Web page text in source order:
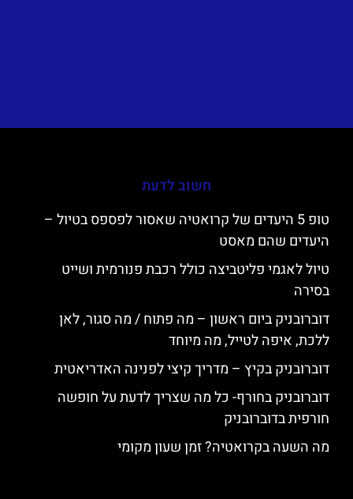
חשוב לדעת
טופ 5 היעדים של קרואטיה שאסור לפספס בטיול –
היעדים שהם מאסט
טיול לאגמי פליטביצה כולל רכבת פנורמית ושייט
בסירה
דוברובניק ביום ראשון – מה פתוח / מה סגור, לאן
ללכת, איפה לטייל, מה מיוחד
דוברובניק בקיץ – מדריך קיצי לפנינה האדריאטית
דוברובניק בחורף- כל מה שצריך לדעת על חופשה
חורפית בדוברובניק
מה השעה בקרואטיה? זמן שעון מקומי